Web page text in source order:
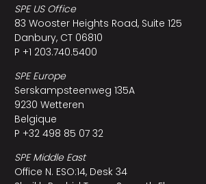
SPE US Office
83 Wooster Heights Road, Suite 125
Danbury, CT 06810
P +1 203.740.5400
SPE Europe
Serskampsteenweg 135A
9230 Wetteren
Belgique
P +32 498 85 07 32
SPE Middle East
Office N. ESO:14, Desk 34